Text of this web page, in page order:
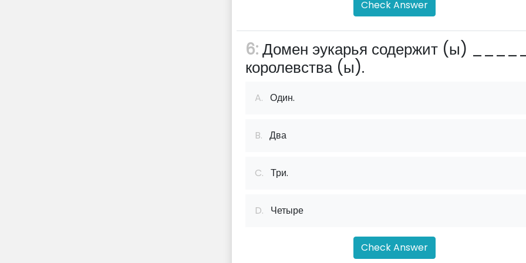
Check Answer
6:Домен эукарья содержит (ы)
королевства (ы).
A. Один.
B. Два
C. Три.
D. Четыре
Check Answer